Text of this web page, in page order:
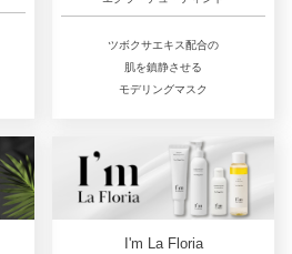
ツボクサエキス配合の
肌を鎮静させる
モデリングマスク
I'm La Floria